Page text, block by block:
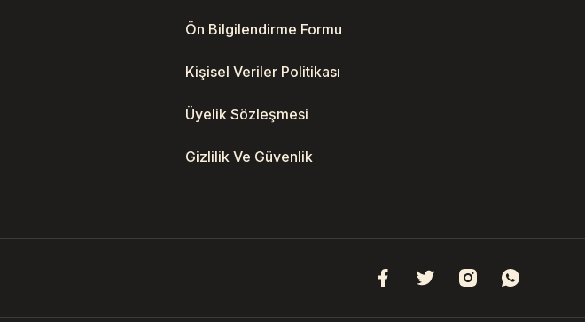
Ön Bilgilendirme Formu
Kişisel Veriler Politikası
Üyelik Sözleşmesi
Gizlilik Ve Güvenlik